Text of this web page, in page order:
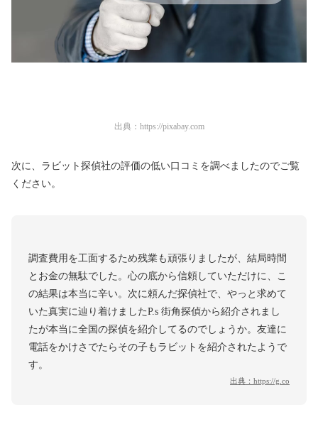
出典： https://pixabay.com
次に、ラビット探偵社の評価の低い口コミを調べましたのでご覧
ください。
調査費用を工面するため残業も頑張りましたが、結局時間
とお金の無駄でした。心の底から信頼していただけに、こ
の結果は本当に辛い。次に頼んだ探偵社で、やっと求めて
いた真実に辿り着けましたP.s 街角探偵から紹介されまし
たが本当に全国の探偵を紹介してるのでしょうか。友達に
電話をかけさでたらその子もラビットを紹介されたようで
す。
出典： https://g.co